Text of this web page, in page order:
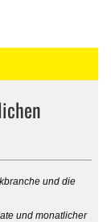
und die
und monatlicher